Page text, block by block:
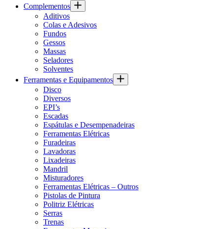
Complementos
Aditivos
Colas e Adesivos
Fundos
Gessos
Massas
Seladores
Solventes
Ferramentas e Equipamentos
Disco
Diversos
EPI’s
Escadas
Espátulas e Desempenadeiras
Ferramentas Elétricas
Furadeiras
Lavadoras
Lixadeiras
Mandril
Misturadores
Ferramentas Elétricas – Outros
Pistolas de Pintura
Politriz Elétricas
Serras
Trenas